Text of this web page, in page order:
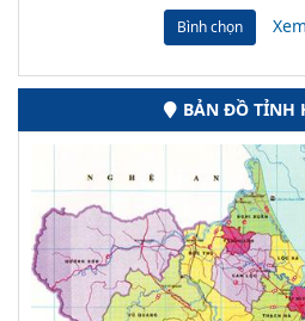
Bình chọn
BẢN ĐỒ TỈNH